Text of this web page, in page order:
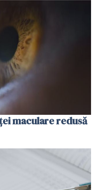
maculare redusă